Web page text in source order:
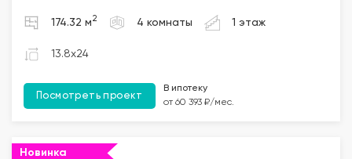
174.32 м 2 4 комнаты 1 этаж
13.8x24
Посмотреть проект
В ипотеку
от 60 393 ₽/мес.
Новинка